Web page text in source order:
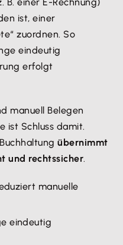
in der Buchhaltung
wird der Beleg sofort
eine
deinen Aufwand auf
möglich
automatisch
deines Lexware
bist du für die nächste
oder Investition
ist, einer
zuordnen. So
eindeutig
erfolgt
manuell Belegen
ist Schluss damit.
übernimmt
und rechtssicher.
manuelle
eindeutig